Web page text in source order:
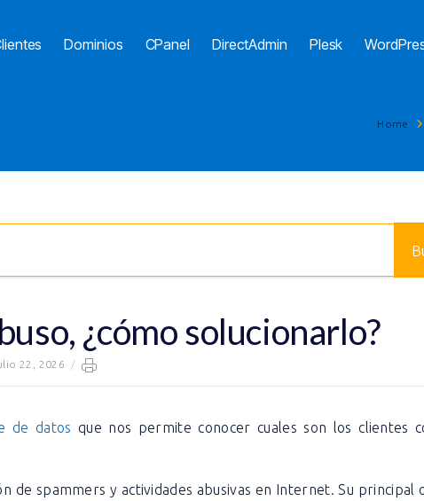
Dominios CPanel DirectAdmin Plesk
Home
¿cómo solucionarlo?
22, 2026 /
de datos que nos permite conocer cuales son los clientes
de spammers y actividades abusivas en Internet. Su principal